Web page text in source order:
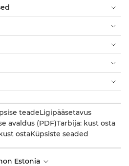
teadeLigipääsetavus
avaldus (PDF)Tarbija: kust osta
ostaKüpsiste seaded
Estonia